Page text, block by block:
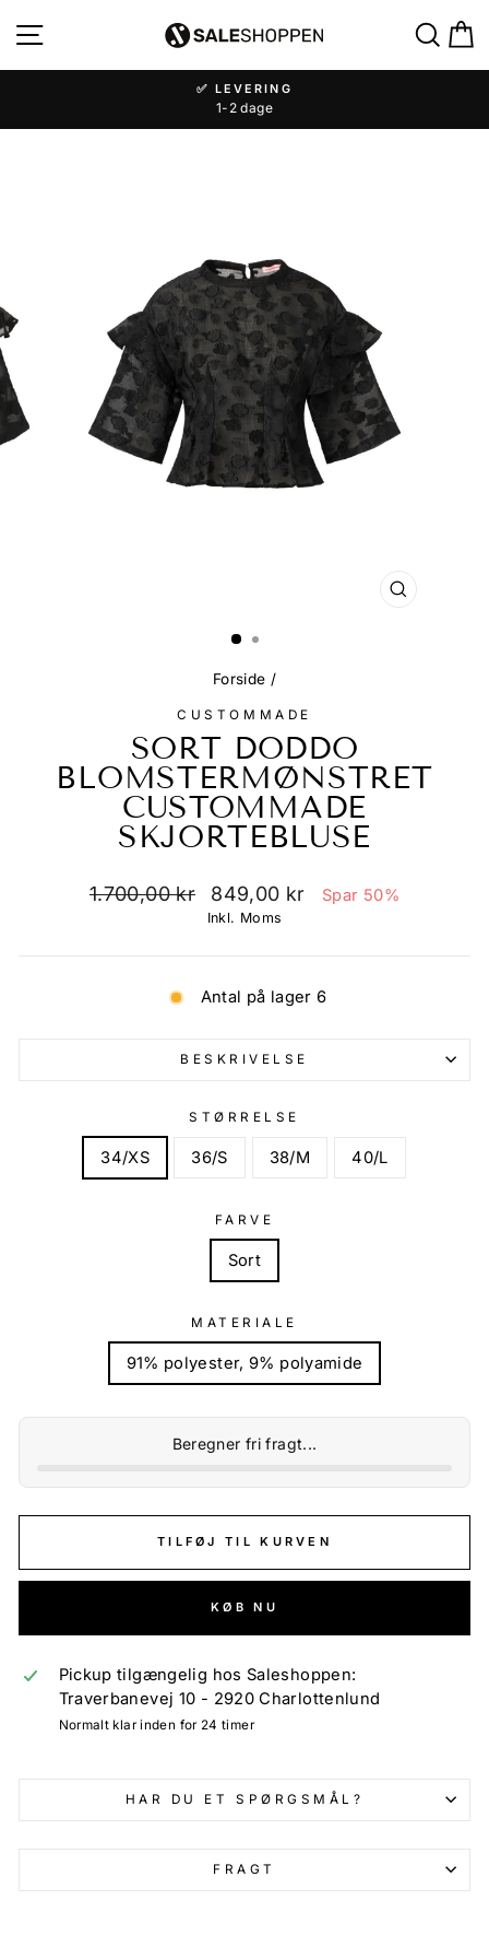
✅ LEVERING
1-2 dage
Forside /
CUSTOMMADE
SORT DODDO
BLOMSTERMØNSTRET
CUSTOMMADE
SKJORTEBLUSE
Normalpris
1.700,00 kr Udsalgspris
849,00 kr Spar 50%
Inkl. Moms
Antal på lager 6
BESKRIVELSE
STØRRELSE
34/XS 36/S 38/M 40/L
FARVE
Sort
MATERIALE
91% polyester, 9% polyamide
Beregner fri fragt...
TILFØJ TIL KURVEN
KØB NU
Pickup tilgængelig hos Saleshoppen:
Traverbanevej 10 - 2920 Charlottenlund
Normalt klar inden for 24 timer
HAR DU ET SPØRGSMÅL?
FRAGT